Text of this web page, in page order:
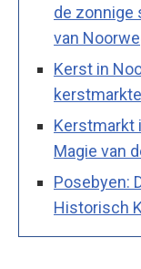
de zonnige
van
Kerst in
Kerstmarkt
Magie van
Posebyen:
Historisch